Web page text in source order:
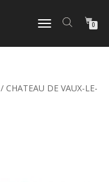
NAVIGAZIONE
0
/ CHATEAU DE VAUX-LE-